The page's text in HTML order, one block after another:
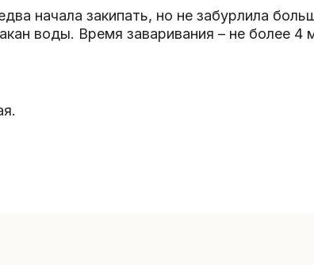
начала закипать, но не забурлила
воды. Время заваривания – не более 4